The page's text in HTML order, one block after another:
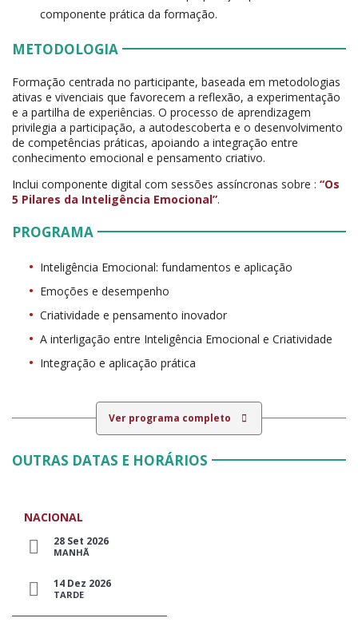
componente prática da formação.
METODOLOGIA
Formação centrada no participante, baseada em metodologias
ativas e vivenciais que favorecem a reflexão, a experimentação
e a partilha de experiências. O processo de aprendizagem
privilegia a participação, a autodescoberta e o desenvolvimento
de competências práticas, apoiando a integração entre
conhecimento emocional e pensamento criativo.
Inclui componente digital com sessões assíncronas sobre : “Os
5 Pilares da Inteligência Emocional”.
PROGRAMA
Inteligência Emocional: fundamentos e aplicação
Emoções e desempenho
Criatividade e pensamento inovador
A interligação entre Inteligência Emocional e Criatividade
Integração e aplicação prática
Ver programa completo
OUTRAS DATAS E HORÁRIOS
NACIONAL
28 Set 2026
MANHÃ
14 Dez 2026
TARDE